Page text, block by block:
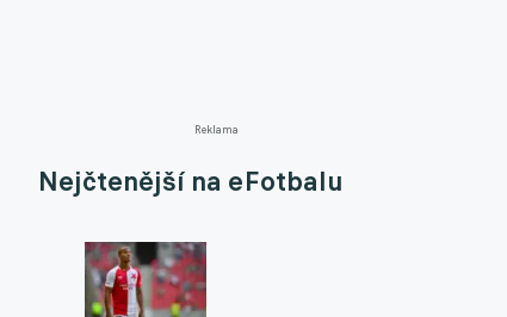
Reklama
Nejčtenější na eFotbalu